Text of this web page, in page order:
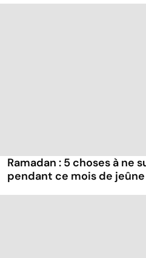
Ramadan : 5 choses à ne
pendant ce mois de jeûne